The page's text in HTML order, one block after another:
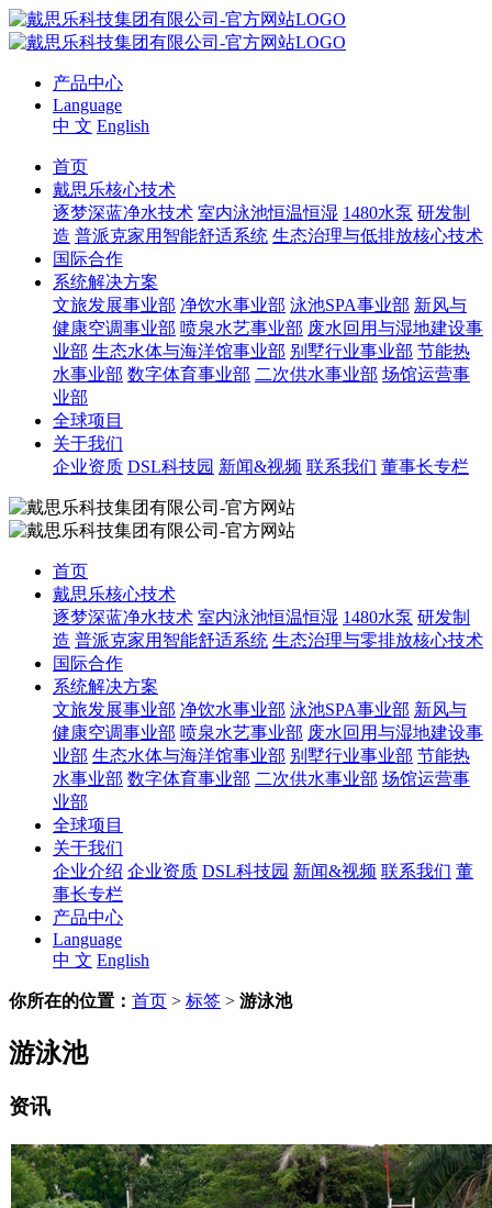
产品中心
Language
中 文 English
首页
戴思乐核心技术
逐梦深蓝净水技术 室内泳池恒温恒湿 1480水泵 研发制
造 普派克家用智能舒适系统 生态治理与低排放核心技术
国际合作
系统解决方案
文旅发展事业部 净饮水事业部 泳池SPA事业部 新风与
健康空调事业部 喷泉水艺事业部 废水回用与湿地建设事
业部 生态水体与海洋馆事业部 别墅行业事业部 节能热
水事业部 数字体育事业部 二次供水事业部 场馆运营事
业部
全球项目
关于我们
企业资质 DSL科技园 新闻&视频 联系我们 董事长专栏
首页
戴思乐核心技术
逐梦深蓝净水技术 室内泳池恒温恒湿 1480水泵 研发制
造 普派克家用智能舒适系统 生态治理与零排放核心技术
国际合作
系统解决方案
文旅发展事业部 净饮水事业部 泳池SPA事业部 新风与
健康空调事业部 喷泉水艺事业部 废水回用与湿地建设事
业部 生态水体与海洋馆事业部 别墅行业事业部 节能热
水事业部 数字体育事业部 二次供水事业部 场馆运营事
业部
全球项目
关于我们
企业介绍 企业资质 DSL科技园 新闻&视频 联系我们 董
事长专栏
产品中心
Language
中 文 English
你所在的位置： 首页 > 标签 > 游泳池
游泳池
资讯